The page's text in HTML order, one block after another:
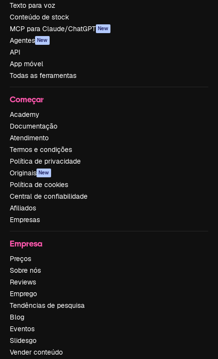
Texto para voz
Conteúdo de stock
MCP para Claude/ChatGPT New
Agentes New
API
App móvel
Todas as ferramentas
Começar
Academy
Documentação
Atendimento
Termos e condições
Política de privacidade
Originais New
Política de cookies
Central de confiabilidade
Afiliados
Empresas
Empresa
Preços
Sobre nós
Reviews
Emprego
Tendências de pesquisa
Blog
Eventos
Slidesgo
Vender conteúdo